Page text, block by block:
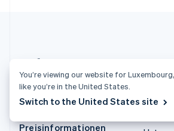
Luxemburg (Deutsch)
Preisinformationen
You’re viewing our website for
like you’re in the United States.
Switch to the United States site